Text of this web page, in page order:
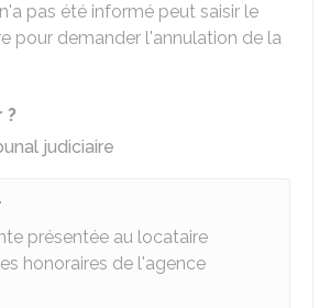
pas été informé peut saisir le
pour demander l'annulation de la
?
judiciaire
présentée au locataire
honoraires de l'agence